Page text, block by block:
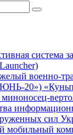
система
военно-
20»)
сил
мобильный